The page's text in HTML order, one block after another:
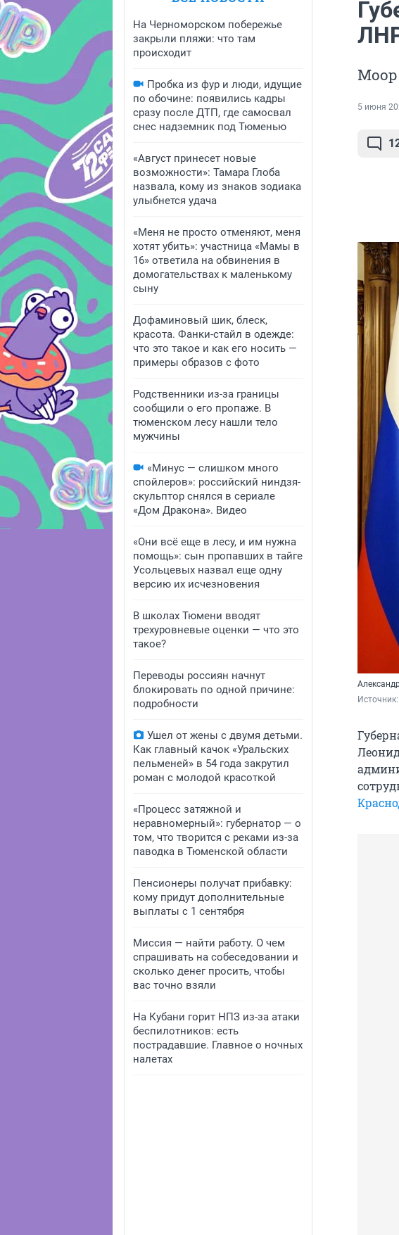
На Черноморском побережье
закрыли пляжи: что там
происходит
Пробка из фур и люди, идущие
по обочине: появились кадры
сразу после ДТП, где самосвал
снес надземник под Тюменью
«Август принесет новые
возможности»: Тамара Глоба
назвала, кому из знаков зодиака
улыбнется удача
«Меня не просто отменяют, меня
хотят убить»: участница «Мамы в
16» ответила на обвинения в
домогательствах к маленькому
сыну
Дофаминовый шик, блеск,
красота. Фанки-стайл в одежде:
что это такое и как его носить —
примеры образов с фото
Родственники из-за границы
сообщили о его пропаже. В
тюменском лесу нашли тело
мужчины
«Минус — слишком много
спойлеров»: российский ниндзя-
скульптор снялся в сериале
«Дом Дракона». Видео
«Они всё еще в лесу, и им нужна
помощь»: сын пропавших в тайге
Усольцевых назвал еще одну
версию их исчезновения
В школах Тюмени вводят
трехуровневые оценки — что это
такое?
Переводы россиян начнут
блокировать по одной причине:
подробности
Ушел от жены с двумя детьми.
Как главный качок «Уральских
пельменей» в 54 года закрутил
роман с молодой красоткой
«Процесс затяжной и
неравномерный»: губернатор — о
том, что творится с реками из-за
паводка в Тюменской области
Пенсионеры получат прибавку:
кому придут дополнительные
выплаты с 1 сентября
Миссия — найти работу. О чем
спрашивать на собеседовании и
сколько денег просить, чтобы
вас точно взяли
На Кубани горит НПЗ из-за атаки
беспилотников: есть
пострадавшие. Главное о ночных
налетах
Моор
5 июня
Источник: